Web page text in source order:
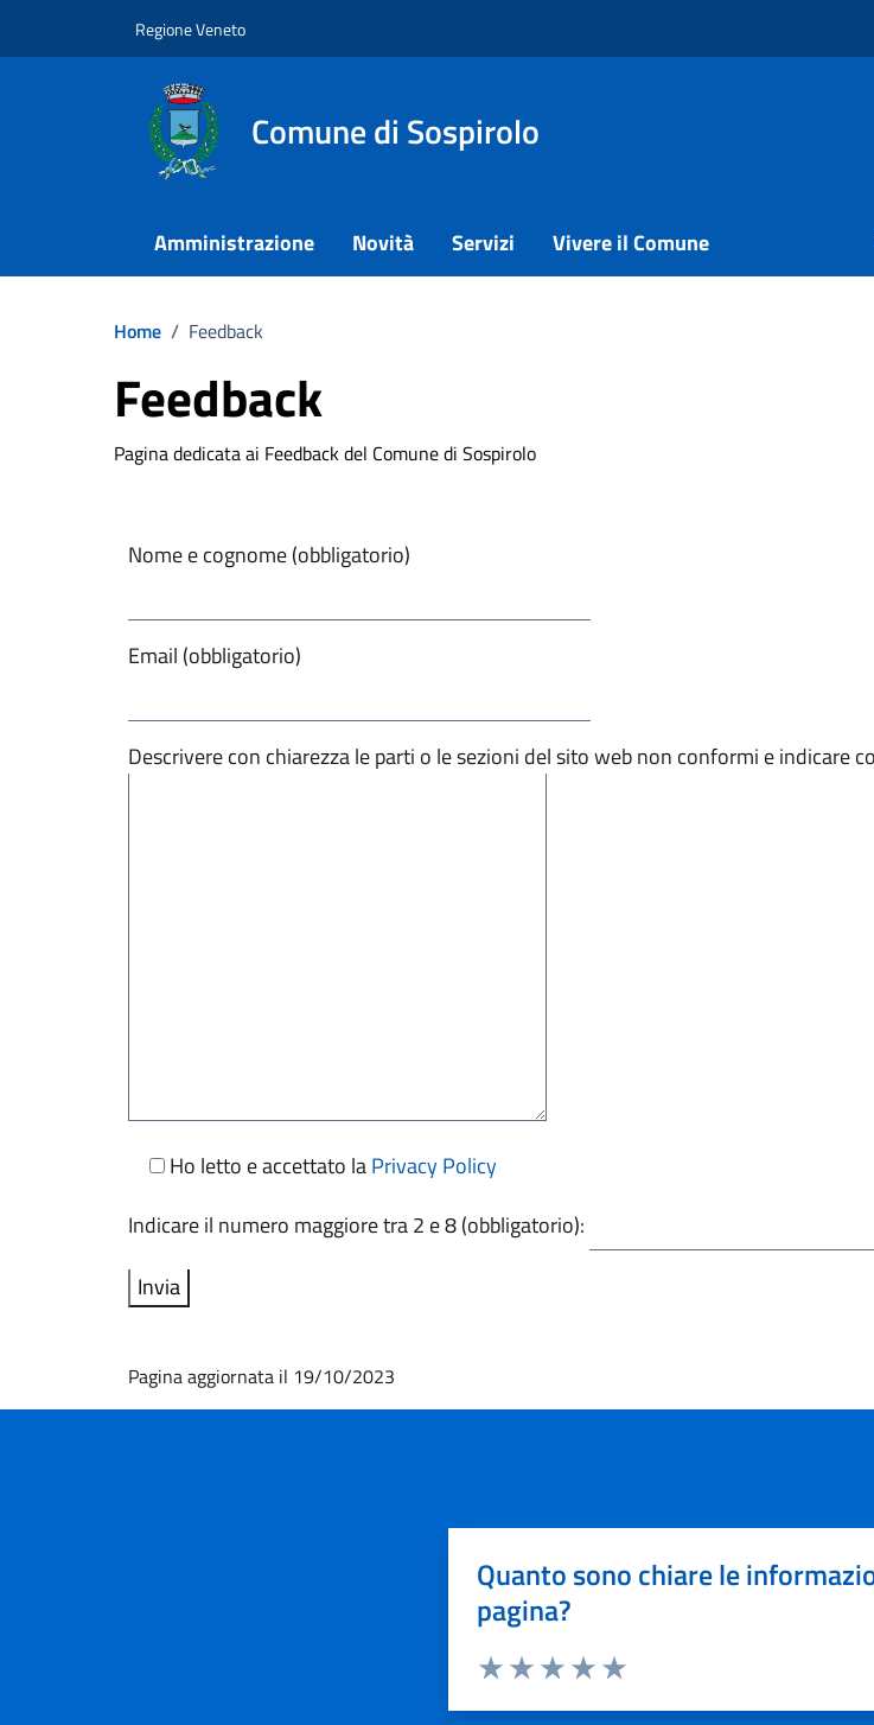
Regione Veneto
Comune di Sospirolo
Amministrazione Novità Servizi Vivere il Comune
Home / Feedback
Feedback
Pagina dedicata ai Feedback del Comune di Sospirolo
Nome e cognome (obbligatorio)
Email (obbligatorio)
Descrivere con chiarezza le parti o le sezioni del sito web non conformi e indicare
Ho letto e accettato laPrivacy Policy
Indicare il numero maggiore tra 2 e 8 (obbligatorio):
Pagina aggiornata il 19/10/2023
Quanto sono chiare le
pagina?